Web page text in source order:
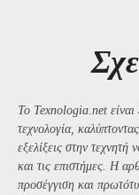
Το Texnologia.net είναι
τεχνολογία,
εξελίξεις στην
και τις επιστήμες. Η
προσέγγιση και